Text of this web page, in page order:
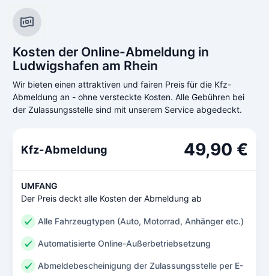
Kosten der Online-Abmeldung in
Ludwigshafen am Rhein
Wir bieten einen attraktiven und fairen Preis für die Kfz-
Abmeldung an - ohne versteckte Kosten. Alle Gebühren bei
der Zulassungsstelle sind mit unserem Service abgedeckt.
Kfz-Abmeldung 49,90 €
UMFANG
Der Preis deckt alle Kosten der Abmeldung ab
Alle Fahrzeugtypen (Auto, Motorrad, Anhänger etc.)
Automatisierte Online-Außerbetriebsetzung
Abmeldebescheinigung der Zulassungsstelle per E-